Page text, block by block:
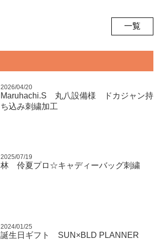
一覧
2026/04/20
Maruhachi.S 丸八設備様 ドカジャン持
ち込み刺繍加工
2025/07/19
林 伶夏プロ☆キャディーバッグ刺繍
2024/01/25
誕生日ギフト SUN×BLD PLANNER